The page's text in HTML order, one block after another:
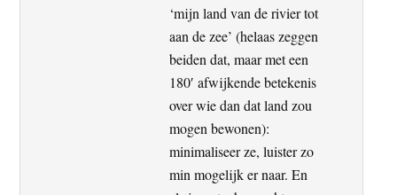
‘mijn land van de rivier tot
aan de zee’ (helaas zeggen
beiden dat, maar met een
180′ afwijkende betekenis
over wie dan dat land zou
mogen bewonen):
minimaliseer ze, luister zo
min mogelijk er naar. En